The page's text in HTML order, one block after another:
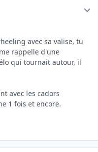
avec sa valise, tu
rappelle d'une
qui tournait autour, il
avec les cadors
1 fois et encore.